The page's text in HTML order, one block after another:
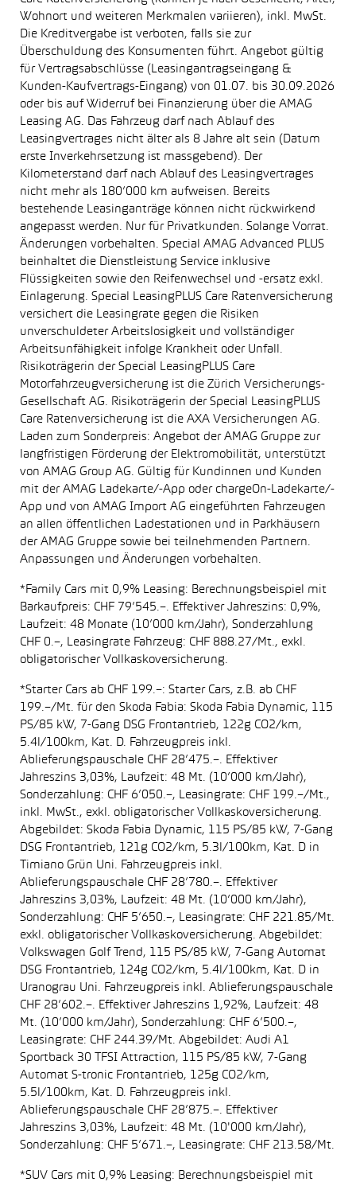
Wohnort und weiteren Merkmalen variieren), inkl. MwSt.
Die Kreditvergabe ist verboten, falls sie zur
Überschuldung des Konsumenten führt. Angebot gültig
für Vertragsabschlüsse (Leasingantragseingang &
Kunden-Kaufvertrags-Eingang) von 01.07. bis 30.09.2026
oder bis auf Widerruf bei Finanzierung über die AMAG
Leasing AG. Das Fahrzeug darf nach Ablauf des
Leasingvertrages nicht älter als 8 Jahre alt sein (Datum
erste Inverkehrsetzung ist massgebend). Der
Kilometerstand darf nach Ablauf des Leasingvertrages
nicht mehr als 180’000 km aufweisen. Bereits
bestehende Leasinganträge können nicht rückwirkend
angepasst werden. Nur für Privatkunden. Solange Vorrat.
Änderungen vorbehalten. Special AMAG Advanced PLUS
beinhaltet die Dienstleistung Service inklusive
Flüssigkeiten sowie den Reifenwechsel und -ersatz exkl.
Einlagerung. Special LeasingPLUS Care Ratenversicherung
versichert die Leasingrate gegen die Risiken
unverschuldeter Arbeitslosigkeit und vollständiger
Arbeitsunfähigkeit infolge Krankheit oder Unfall.
Risikoträgerin der Special LeasingPLUS Care
Motorfahrzeugversicherung ist die Zürich Versicherungs-
Gesellschaft AG. Risikoträgerin der Special LeasingPLUS
Care Ratenversicherung ist die AXA Versicherungen AG.
Laden zum Sonderpreis: Angebot der AMAG Gruppe zur
langfristigen Förderung der Elektromobilität, unterstützt
von AMAG Group AG. Gültig für Kundinnen und Kunden
mit der AMAG Ladekarte/-App oder chargeOn-Ladekarte/-
App und von AMAG Import AG eingeführten Fahrzeugen
an allen öffentlichen Ladestationen und in Parkhäusern
der AMAG Gruppe sowie bei teilnehmenden Partnern.
Anpassungen und Änderungen vorbehalten.
*Family Cars mit 0,9% Leasing: Berechnungsbeispiel mit
Barkaufpreis: CHF 79’545.–. Effektiver Jahreszins: 0,9%,
Laufzeit: 48 Monate (10’000 km/Jahr), Sonderzahlung
CHF 0.–, Leasingrate Fahrzeug: CHF 888.27/Mt., exkl.
obligatorischer Vollkaskoversicherung.
*Starter Cars ab CHF 199.–: Starter Cars, z.B. ab CHF
199.–/Mt. für den Skoda Fabia: Skoda Fabia Dynamic, 115
PS/85 kW, 7-Gang DSG Frontantrieb, 122g CO2/km,
5.4l/100km, Kat. D. Fahrzeugpreis inkl.
Ablieferungspauschale CHF 28’475.–. Effektiver
Jahreszins 3,03%, Laufzeit: 48 Mt. (10’000 km/Jahr),
Sonderzahlung: CHF 6’050.–, Leasingrate: CHF 199.–/Mt.,
inkl. MwSt., exkl. obligatorischer Vollkaskoversicherung.
Abgebildet: Skoda Fabia Dynamic, 115 PS/85 kW, 7-Gang
DSG Frontantrieb, 121g CO2/km, 5.3l/100km, Kat. D in
Timiano Grün Uni. Fahrzeugpreis inkl.
Ablieferungspauschale CHF 28’780.–. Effektiver
Jahreszins 3,03%, Laufzeit: 48 Mt. (10’000 km/Jahr),
Sonderzahlung: CHF 5’650.–, Leasingrate: CHF 221.85/Mt.
exkl. obligatorischer Vollkaskoversicherung. Abgebildet:
Volkswagen Golf Trend, 115 PS/85 kW, 7-Gang Automat
DSG Frontantrieb, 124g CO2/km, 5.4l/100km, Kat. D in
Uranograu Uni. Fahrzeugpreis inkl. Ablieferungspauschale
CHF 28’602.–. Effektiver Jahreszins 1,92%, Laufzeit: 48
Mt. (10’000 km/Jahr), Sonderzahlung: CHF 6’500.–,
Leasingrate: CHF 244.39/Mt. Abgebildet: Audi A1
Sportback 30 TFSI Attraction, 115 PS/85 kW, 7-Gang
Automat S-tronic Frontantrieb, 125g CO2/km,
5.5l/100km, Kat. D. Fahrzeugpreis inkl.
Ablieferungspauschale CHF 28’875.–. Effektiver
Jahreszins 3,03%, Laufzeit: 48 Mt. (10'000 km/Jahr),
Sonderzahlung: CHF 5’671.–, Leasingrate: CHF 213.58/Mt.
*SUV Cars mit 0,9% Leasing: Berechnungsbeispiel mit